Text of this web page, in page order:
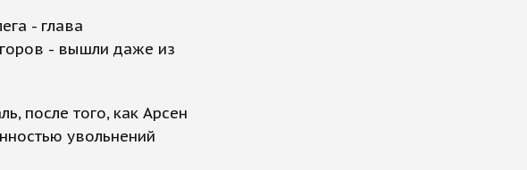
- глава
- вышли даже из
после того, как Арсен
увольнений